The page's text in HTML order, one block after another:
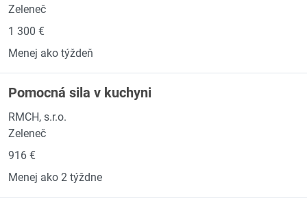
Zeleneč
1 300 €
Menej ako týždeň
Pomocná sila v kuchyni
RMCH, s.r.o.
Zeleneč
916 €
Menej ako 2 týždne